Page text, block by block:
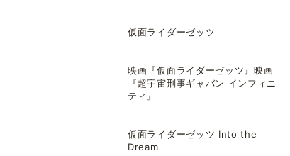
仮面ライダーゼッツ
映画『仮面ライダーゼッツ』映画
『超宇宙刑事ギャバン インフィニ
ティ』
仮面ライダーゼッツ Into the
Dream